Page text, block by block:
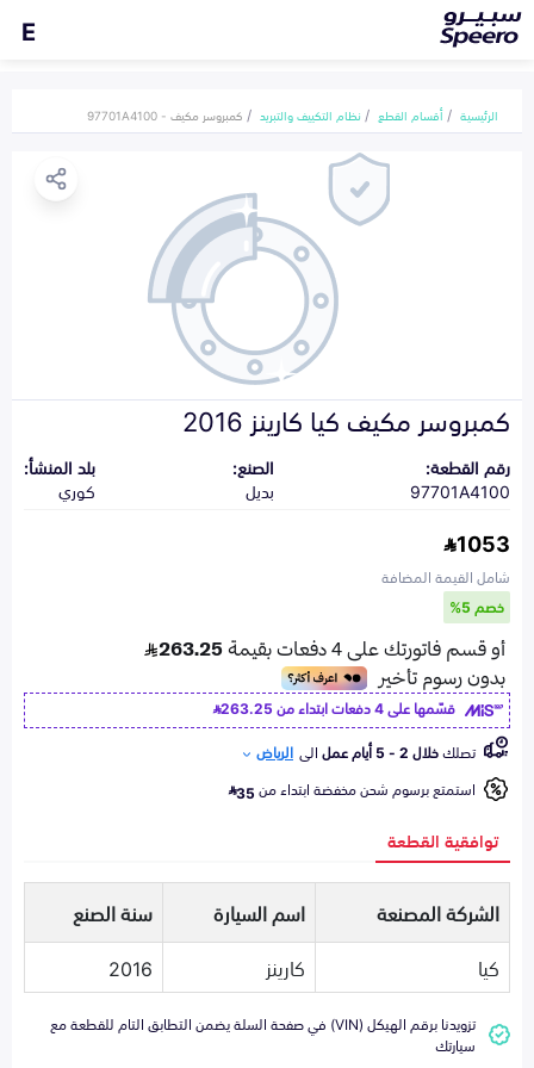
E
الرئيسية أقسام القطع نظام التكييف والتبريد كمبروسر مكيف - 97701A4100
كمبروسر مكيف كيا كارينز 2016
رقم القطعة:
97701A4100
الصنع:
بديل
بلد المنشأ:
كوري
1053
شامل القيمة المضافة
خصم 5%
قسّمها على 4 دفعات ابتداء من
263.25
تصلكخلال 2 - 5 أيام عمل الى الرياض
استمتع برسوم شحن مخفضة ابتداء من35
توافقية القطعة
الشركة المصنعة اسم السيارة
سنة الصنع
كيا
كارينز 2016
تزويدنا برقم الهيكل (VIN) في صفحة السلة يضمن التطابق التام للقطعة مع
سيارتك